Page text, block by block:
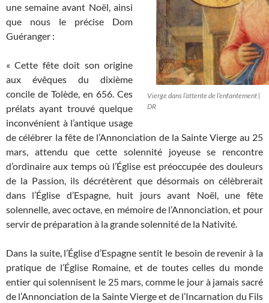
Vierge dans l’attente de l’enfantement |
DR
une semaine avant Noël, ainsi
que nous le précise Dom
Guéranger :
« Cette fête doit son origine
aux évêques du dixième
concile de Tolède, en 656. Ces
prélats ayant trouvé quelque
inconvénient à l’antique usage
de célébrer la fête de l’Annonciation de la Sainte Vierge au 25
mars, attendu que cette solennité joyeuse se rencontre
d’ordinaire aux temps où l’Église est préoccupée des douleurs
de la Passion, ils décrétèrent que désormais on célèbrerait
dans l’Église d’Espagne, huit jours avant Noël, une fête
solennelle, avec octave, en mémoire de l’Annonciation, et pour
servir de préparation à la grande solennité de la Nativité.
Dans la suite, l’Église d’Espagne sentit le besoin de revenir à la
pratique de l’Église Romaine, et de toutes celles du monde
entier qui solennisent le 25 mars, comme le jour à jamais sacré
de l’Annonciation de la Sainte Vierge et de l’Incarnation du Fils